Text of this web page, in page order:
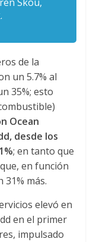
de la
un 5.7% al
35%; esto
Ocean
desde los
; en tanto que
en función
más.
elevó en
en el primer
impulsado